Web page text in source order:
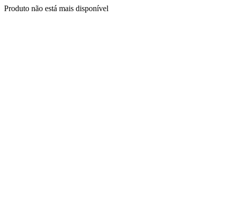
Produto não está mais disponível